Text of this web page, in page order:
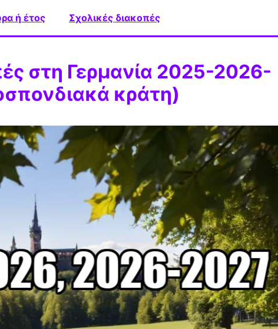
ή έτος Σχολικές διακοπές
στη Γερμανία 2025-2026-
κράτη)